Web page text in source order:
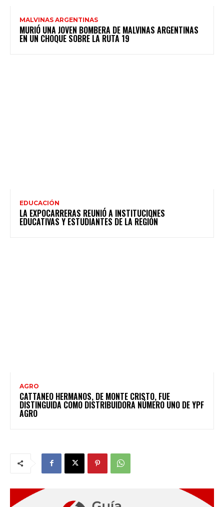
MALVINAS ARGENTINAS
MURIÓ UNA JOVEN BOMBERA DE MALVINAS ARGENTINAS
EN UN CHOQUE SOBRE LA RUTA 19
EDUCACIÓN
LA EXPOCARRERAS REUNIÓ A INSTITUCIONES
EDUCATIVAS Y ESTUDIANTES DE LA REGIÓN
AGRO
CATTANEO HERMANOS, DE MONTE CRISTO, FUE
DISTINGUIDA COMO DISTRIBUIDORA NÚMERO UNO DE YPF
AGRO